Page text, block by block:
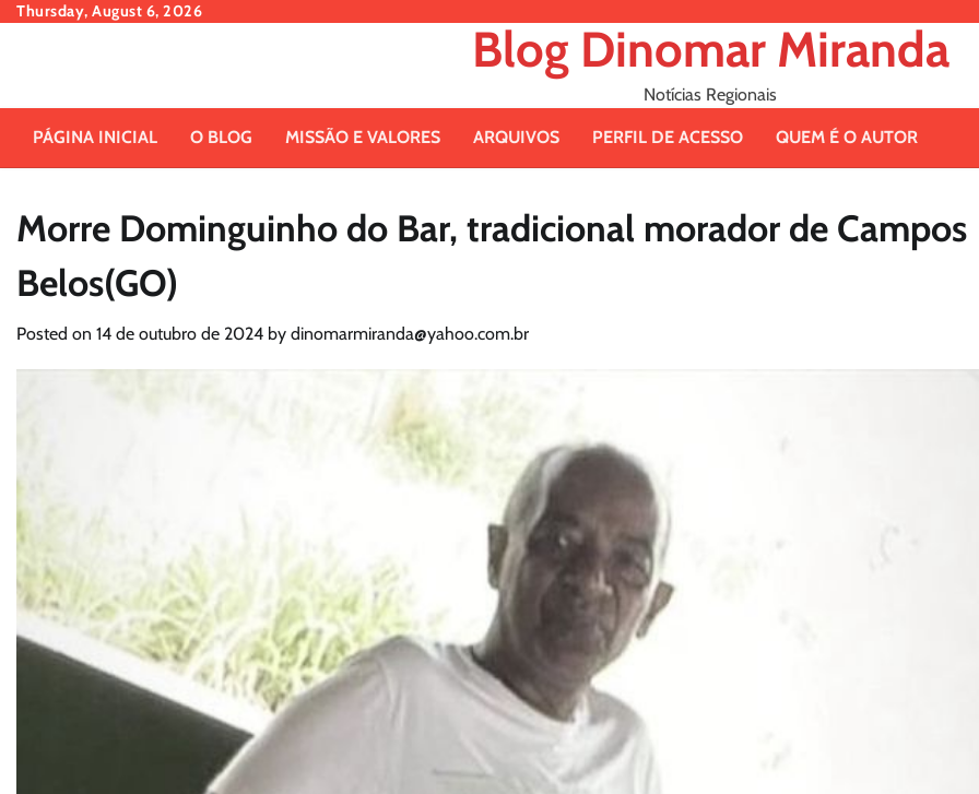
SkipThursday, August 6, 2026
Blog Dinomar Miranda
Notícias Regionais
PÁGINA INICIAL O BLOG MISSÃO E VALORES ARQUIVOS PERFIL DE ACESSO QUEM É O AUTOR
Morre Dominguinho do Bar, tradicional morador de Campos
Belos(GO)
Posted on 14 de outubro de 2024 by dinomarmiranda@yahoo.com.br